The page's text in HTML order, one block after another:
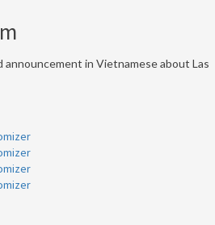
in Vietnamese about Las